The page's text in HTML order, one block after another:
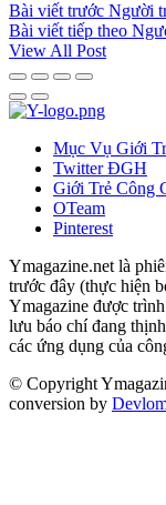
Bài viết trước Người
Bài viết tiếp theo
View All Post
Mục Vụ Giới
Twitter ĐGH
Giới Trẻ Công
OTeam
Pinterest
Ymagazine.net là
trước đây (thực hiện
Ymagazine được
lưu báo chí đang
các ứng dụng của
© Copyright
conversion by